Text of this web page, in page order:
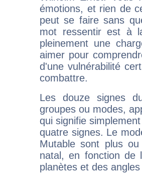
émotions, et rien de
peut se faire sans
mot ressentir est à
pleinement une
aimer pour
d'une vulnérabilité
combattre.
Les douze signes
groupes ou modes,
qui signifie
quatre signes. Le
Mutable sont plus
natal, en fonction de
planètes et des